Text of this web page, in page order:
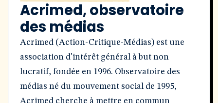
Acrimed, observatoire
des médias
Acrimed (Action-Critique-Médias) est une
association d'intérêt général à but non
lucratif, fondée en 1996. Observatoire des
médias né du mouvement social de 1995,
Acrimed cherche à mettre en commun